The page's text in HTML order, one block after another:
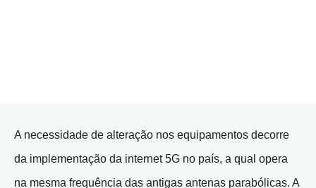
A necessidade de alteração nos equipamentos decorre
da implementação da internet 5G no país, a qual opera
na mesma frequência das antigas antenas parabólicas. A